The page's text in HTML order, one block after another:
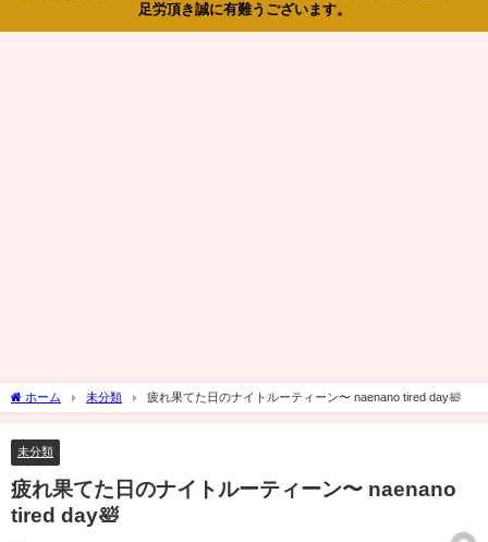
足労頂き誠に有難うございます。
ホーム 未分類 疲れ果てた日のナイトルーティーン〜 naenano tired day🛀
未分類
疲れ果てた日のナイトルーティーン〜 naenano
tired day🛀